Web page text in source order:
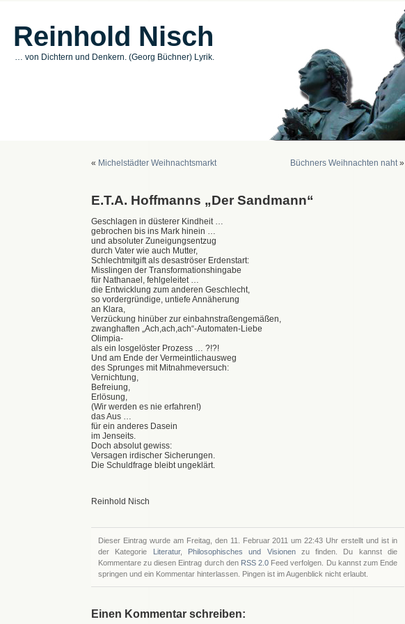
Reinhold Nisch
… von Dichtern und Denkern. (Georg Büchner) Lyrik.
« Michelstädter Weihnachtsmarkt Büchners Weihnachten naht»
E.T.A. Hoffmanns „Der Sandmann“
Geschlagen in düsterer Kindheit …
gebrochen bis ins Mark hinein …
und absoluter Zuneigungsentzug
durch Vater wie auch Mutter,
Schlechtmitgift als desaströser Erdenstart:
Misslingen der Transformationshingabe
für Nathanael, fehlgeleitet …
die Entwicklung zum anderen Geschlecht,
so vordergründige, untiefe Annäherung
an Klara,
Verzückung hinüber zur einbahnstraßengemäßen,
zwanghaften „Ach,ach,ach“-Automaten-Liebe
Olimpia-
als ein losgelöster Prozess … ?!?!
Und am Ende der Vermeintlichausweg
des Sprunges mit Mitnahmeversuch:
Vernichtung,
Befreiung,
Erlösung,
(Wir werden es nie erfahren!)
das Aus …
für ein anderes Dasein
im Jenseits.
Doch absolut gewiss:
Versagen irdischer Sicherungen.
Die Schuldfrage bleibt ungeklärt.
Reinhold Nisch
Dieser Eintrag wurde am Freitag, den 11. Februar 2011 um 22:43 Uhr erstellt und ist in
der Kategorie
Literatur, Philosophisches und Visionenzu finden. Du kannst die
Kommentare zu diesen Eintrag durch den RSS 2.0 Feed verfolgen. Du kannst zum Ende
springen und ein Kommentar hinterlassen. Pingen ist im Augenblick nicht erlaubt.
Einen Kommentar schreiben: